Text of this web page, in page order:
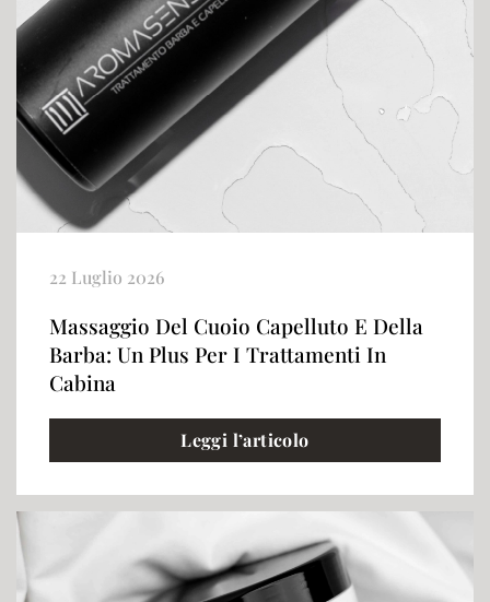
22 Luglio 2026
Massaggio Del Cuoio Capelluto E Della
Barba: Un Plus Per I Trattamenti In
Cabina
Leggi l’articolo